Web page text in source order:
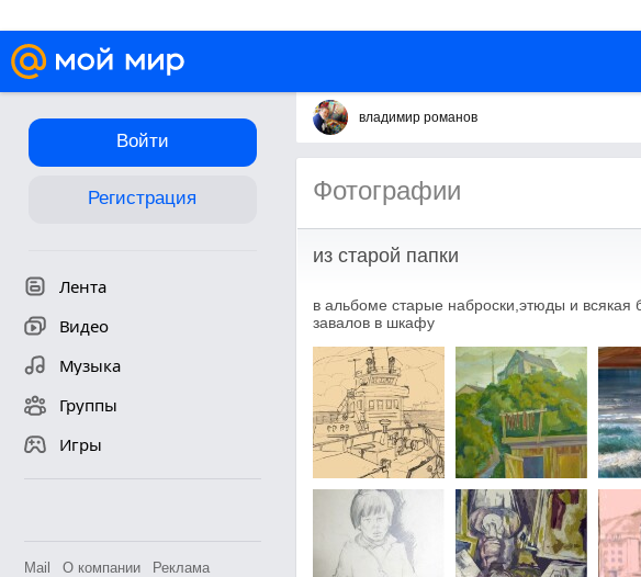
Войти
Регистрация
Лента
Видео
Музыка
Группы
Игры
Mail О компании
Реклама
владимир романов
Фотографии
из старой папки
в альбоме старые наброски,этюды и всякая
завалов в шкафу